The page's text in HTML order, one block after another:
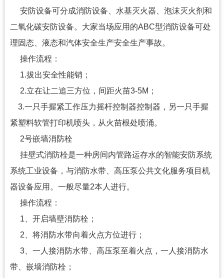
安防设备可分成消防设备、水基灭火器、泡沫灭火剂和
二氧化碳安防设备。大家当场应用的ABC型消防设备可处
理固态、液态和汽体安全生产安全生产事故。
操作流程：
1.拔出安全性能销；
2.立在让二追三方位，间距火苗3-5M；
3.一只手握紧工作压力摇杆控制器控制器，另一只手握
紧塑料软管打印机喷头，从火苗根处喷涌。
2号嵌墙消防栓
挂壁式消防栓是一种房间内管路运存水的智能安防系统
系统工业设备，与消防水带、高压泵公共文化服务项目机
器设备应用。一般尽量2本人进行。
操作流程：
1、开启墙壁消防栓；
2、将消防水带向着火点方位进行；
3、一人接消防水带、高压泵至着火点，一人接消防水
带、嵌墙消防栓；